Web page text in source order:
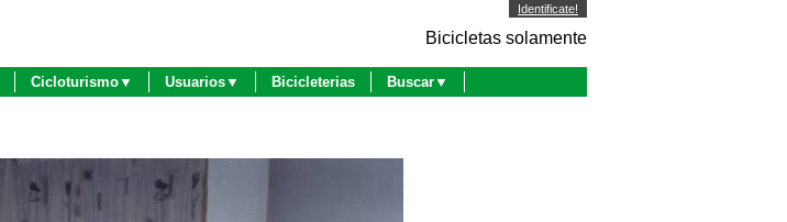
Identificate!
Bicicletas solamente
Cicloturismo▼ Usuarios▼ Bicicleterias Buscar▼